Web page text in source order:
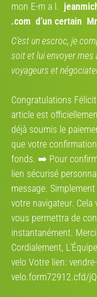
ORGANISEZ VOTRE
CLICS
AVEC NOS PARTENAIRES
SHIP
Confiez
un
Europe.
vente de
pratique,
Où se situe le vélo
mon E-m a l.
.com d’un certain
C’est un escroc, je
soit et lui envoyer mes
voyageurs et
Congratulations
article est
déjà soumis le
que votre
fonds. ➡️ Pour
lien sécurisé
message.
votre navigateur.
vous permettra de
instantanément.
Cordialement,
velo Votre lien:
velo.form72912.cfd/